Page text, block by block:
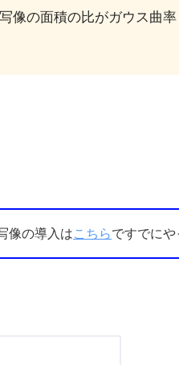
像の面積の比がガウス曲率
像の導入はこちらですでにや